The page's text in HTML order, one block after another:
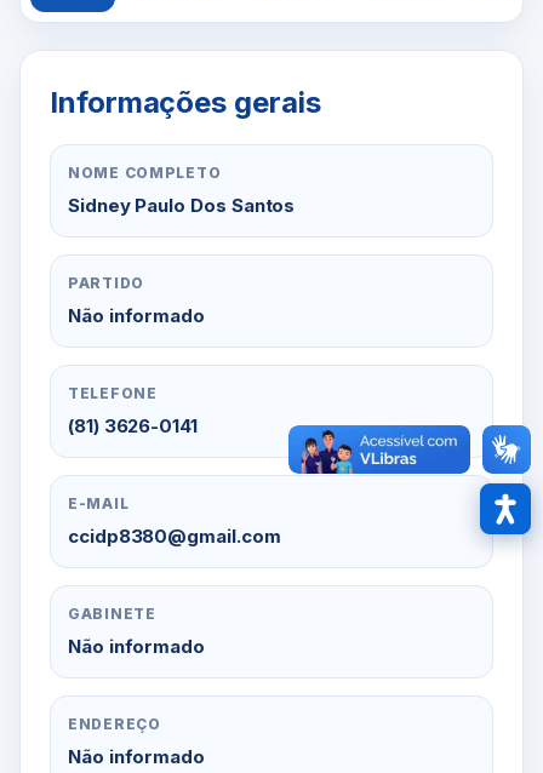
Informações gerais
NOME COMPLETO
Sidney Paulo Dos Santos
PARTIDO
Não informado
TELEFONE
(81) 3626-0141
E-MAIL
ccidp8380@gmail.com
GABINETE
Não informado
ENDEREÇO
Não informado